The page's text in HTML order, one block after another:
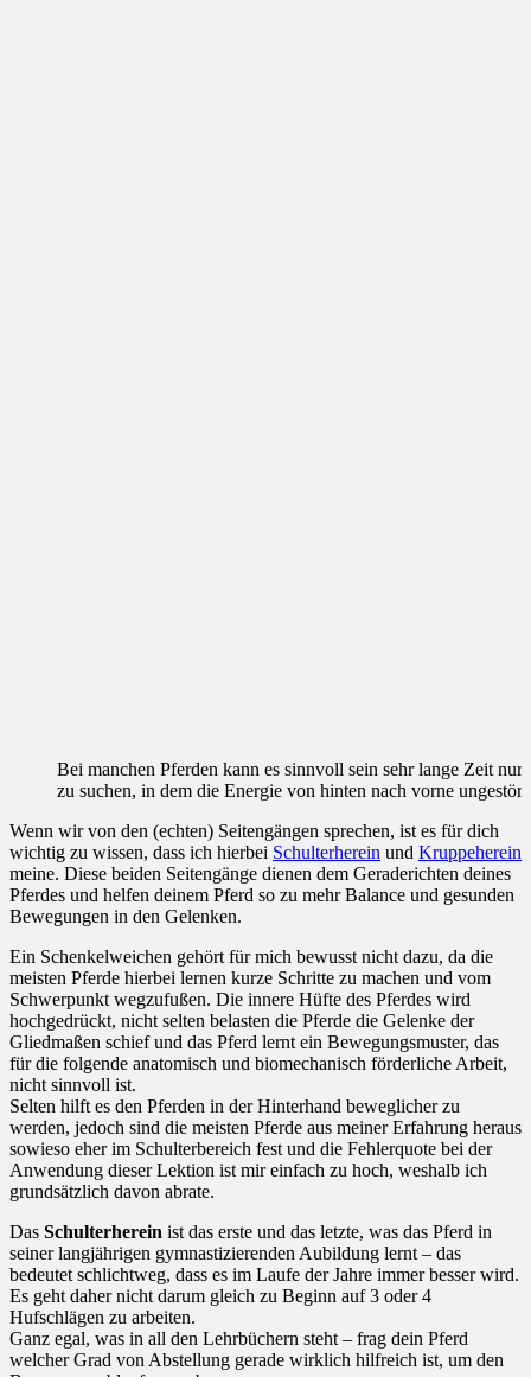
Bei manchen Pferden kann es sinnvoll sein sehr lange Zeit
zu suchen, in dem die Energie von hinten nach vorne
Wenn wir von den (echten) Seitengängen sprechen, ist es für dich
wichtig zu wissen, dass ich hierbei Schulterherein und Kruppeherein
meine. Diese beiden Seitengänge dienen dem Geraderichten deines
Pferdes und helfen deinem Pferd so zu mehr Balance und gesunden
Bewegungen in den Gelenken.
Ein Schenkelweichen gehört für mich bewusst nicht dazu, da die
meisten Pferde hierbei lernen kurze Schritte zu machen und vom
Schwerpunkt wegzufußen. Die innere Hüfte des Pferdes wird
hochgedrückt, nicht selten belasten die Pferde die Gelenke der
Gliedmaßen schief und das Pferd lernt ein Bewegungsmuster, das
für die folgende anatomisch und biomechanisch förderliche Arbeit,
nicht sinnvoll ist.
Selten hilft es den Pferden in der Hinterhand beweglicher zu
werden, jedoch sind die meisten Pferde aus meiner Erfahrung heraus
sowieso eher im Schulterbereich fest und die Fehlerquote bei der
Anwendung dieser Lektion ist mir einfach zu hoch, weshalb ich
grundsätzlich davon abrate.
Das Schulterherein ist das erste und das letzte, was das Pferd in
seiner langjährigen gymnastizierenden Aubildung lernt – das
bedeutet schlichtweg, dass es im Laufe der Jahre immer besser wird.
Es geht daher nicht darum gleich zu Beginn auf 3 oder 4
Hufschlägen zu arbeiten.
Ganz egal, was in all den Lehrbüchern steht – frag dein Pferd
welcher Grad von Abstellung gerade wirklich hilfreich ist, um den